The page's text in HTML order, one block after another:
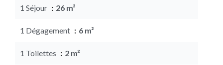
1 Séjour 26 m²
1 Dégagement 6 m²
1 Toilettes 2 m²